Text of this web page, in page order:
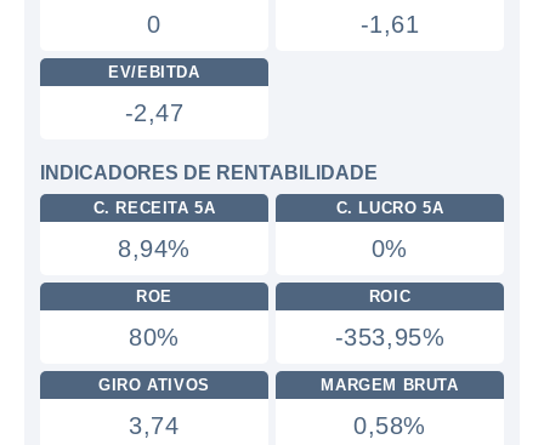
0 -1,61
EV/EBITDA
-2,47
INDICADORES DE RENTABILIDADE
C. RECEITA 5A
8,94%
C. LUCRO 5A
0%
ROE
80%
ROIC
-353,95%
GIRO ATIVOS
3,74
MARGEM BRUTA
0,58%